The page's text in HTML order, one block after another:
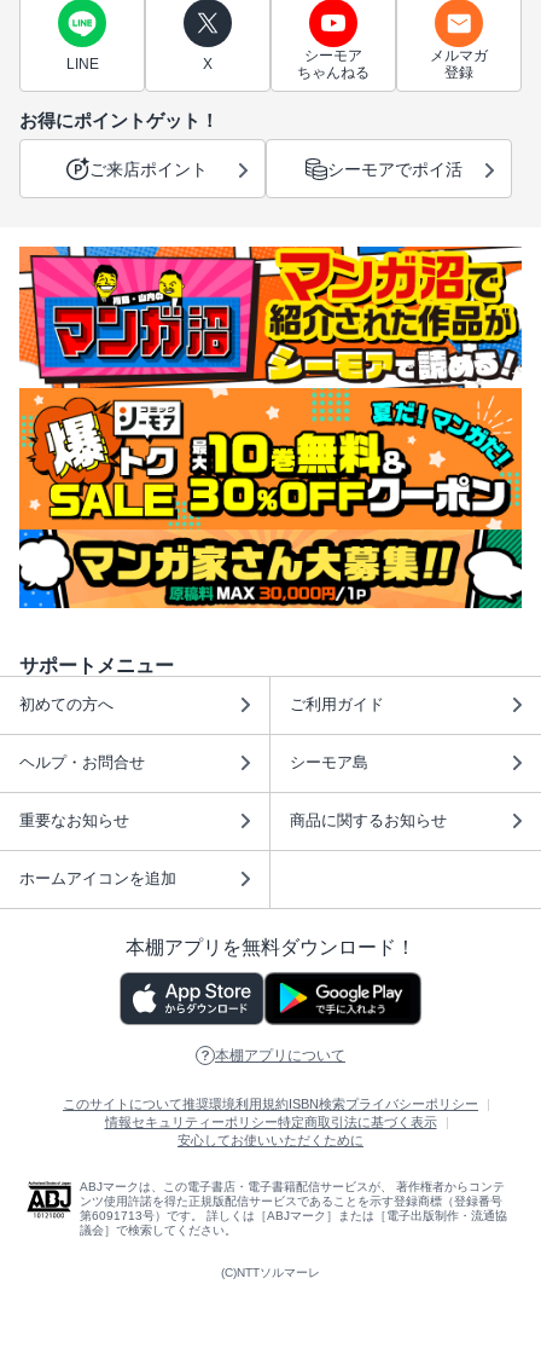
LINE X
シーモア
ちゃんねる
メルマガ
登録
お得にポイントゲット！
ご来店ポイント シーモアでポイ活
サポートメニュー
初めての方へ ご利用ガイド
ヘルプ・お問合せ シーモア島
重要なお知らせ 商品に関するお知らせ
ホームアイコンを追加
本棚アプリを無料ダウンロード！
本棚アプリについて
このサイトについて推奨環境利用規約 ISBN検索プライバシーポリシー
情報セキュリティーポリシー特定商取引法に基づく表示
安心してお使いいただくために
ABJマークは、この電子書店・電子書籍配信サービスが、 著作権者からコンテ
ンツ使用許諾を得た正規版配信サービスであることを示す登録商標（登録番号
第6091713号）です。 詳しくは［ABJマーク］または［電子出版制作・流通協
議会］で検索してください。
(C)NTTソルマーレ